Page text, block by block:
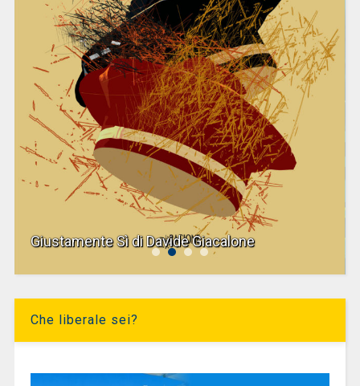
Giustamente Sì di Davide Giacalone
Che liberale sei?